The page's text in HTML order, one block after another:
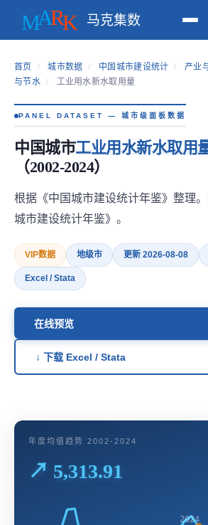
马克集数
首页 / 城市数据 / 中国城市建设统计 / 产业
与节水 / 工业用水新水取用量
PANEL DATASET — 城市级面板数据
中国城市工业用水新水取用
（2002-2024）
根据《中国城市建设统计年鉴》整理
城市建设统计年鉴》。
VIP数据 地级市 更新 2026-08-08
Excel / Stata
在线预览
↓ 下载 Excel / Stata
年度均值趋势 2002-2024
↗ 5,313.91
2024